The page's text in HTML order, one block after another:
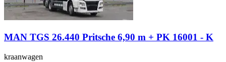
MAN TGS 26.440 Pritsche 6,90 m + PK 16001 - K
kraanwagen